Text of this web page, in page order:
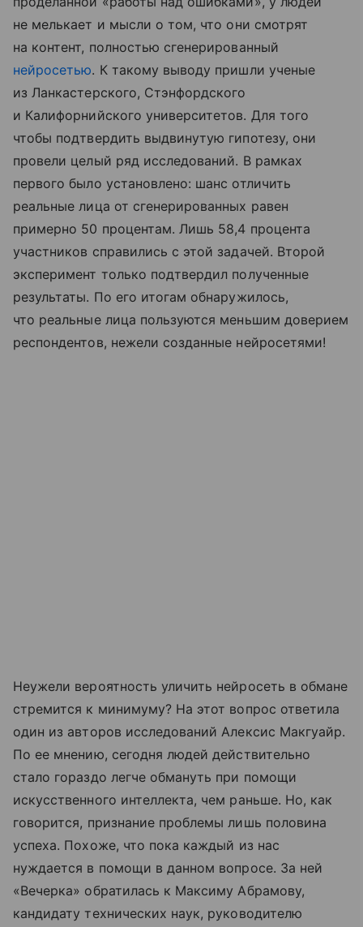
не мелькает и мысли о том, что они смотрят
на контент, полностью сгенерированный
нейросетью. К такому выводу пришли ученые
из Ланкастерского, Стэнфордского
и Калифорнийского университетов. Для того
чтобы подтвердить выдвинутую гипотезу, они
провели целый ряд исследований. В рамках
первого было установлено: шанс отличить
реальные лица от сгенерированных равен
примерно 50 процентам. Лишь 58,4 процента
участников справились с этой задачей. Второй
эксперимент только подтвердил полученные
результаты. По его итогам обнаружилось,
что реальные лица пользуются меньшим доверием
респондентов, нежели созданные нейросетями!
Неужели вероятность уличить нейросеть в обмане
стремится к минимуму? На этот вопрос ответила
один из авторов исследований Алексис Макгуайр.
По ее мнению, сегодня людей действительно
стало гораздо легче обмануть при помощи
искусственного интеллекта, чем раньше. Но, как
говорится, признание проблемы лишь половина
успеха. Похоже, что пока каждый из нас
нуждается в помощи в данном вопросе. За ней
«Вечерка» обратилась к Максиму Абрамову,
кандидату технических наук, руководителю